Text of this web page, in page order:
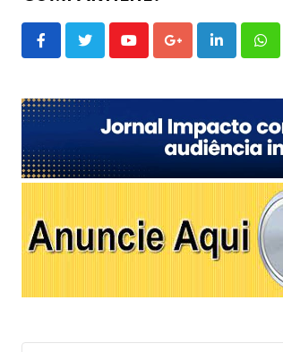
YoutubeGoogle+LinkedIn